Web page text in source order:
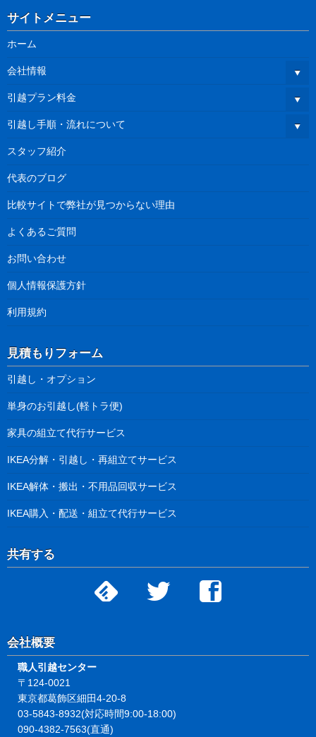
サイトメニュー
ホーム
会社情報
引越プラン料金
引越し手順・流れについて
スタッフ紹介
代表のブログ
比較サイトで弊社が見つからない理由
よくあるご質問
お問い合わせ
個人情報保護方針
利用規約
見積もりフォーム
引越し・オプション
単身のお引越し(軽トラ便)
家具の組立て代行サービス
IKEA分解・引越し・再組立てサービス
IKEA解体・搬出・不用品回収サービス
IKEA購入・配送・組立て代行サービス
共有する
会社概要
職人引越センター
〒124-0021
東京都葛飾区細田4-20-8
03-5843-8932(対応時間9:00-18:00)
090-4382-7563(直通)